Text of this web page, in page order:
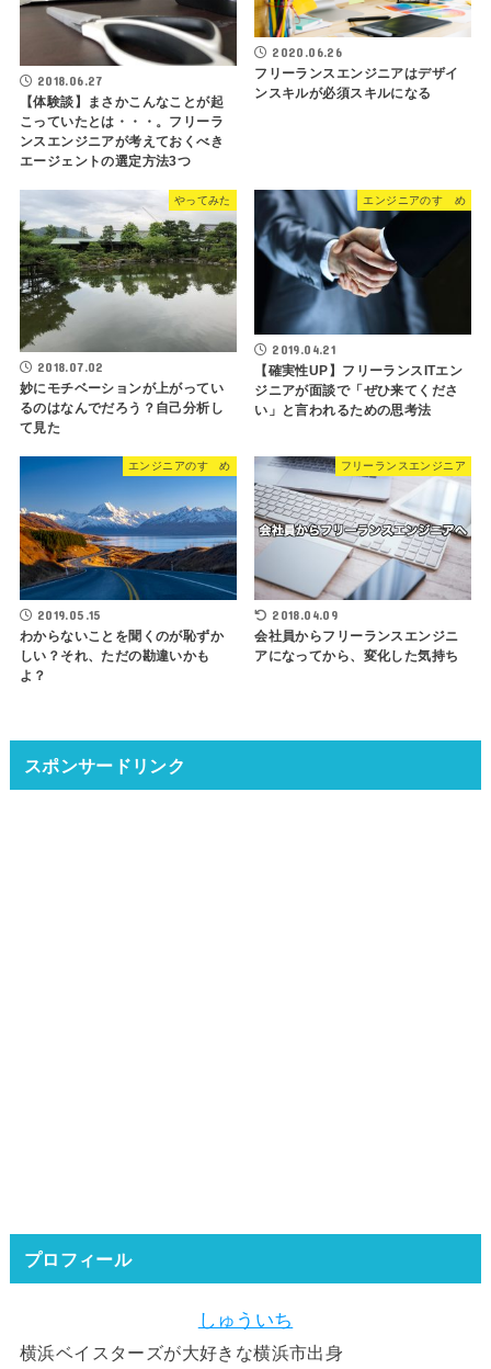
2018.06.27
【体験談】まさかこんなことが起
こっていたとは・・・。フリーラ
ンスエンジニアが考えておくべき
エージェントの選定方法3つ
2020.06.26
フリーランスエンジニアはデザイ
ンスキルが必須スキルになる
やってみた
2018.07.02
妙にモチベーションが上がってい
るのはなんでだろう？自己分析し
て見た
エンジニアのすゝめ
2019.04.21
【確実性UP】フリーランスITエン
ジニアが面談で「ぜひ来てくださ
い」と言われるための思考法
エンジニアのすゝめ
2019.05.15
わからないことを聞くのが恥ずか
しい？それ、ただの勘違いかも
よ？
フリーランスエンジニア
2018.04.09
会社員からフリーランスエンジニ
アになってから、変化した気持ち
スポンサードリンク
プロフィール
しゅういち
横浜ベイスターズが大好きな横浜市出身